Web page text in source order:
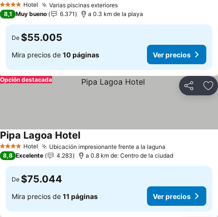
4 EstrellasHotel Varias piscinas exteriores
8,1 Muy bueno 6.371 a 0.3 km de la playa
De $55.005
Mira precios de 10 páginas Ver precios
Compartir
Opción destacada
4 EstrellasHotel Ubicación impresionante frente a la laguna
Pipa Lagoa Hotel
8,8 Excelente 4.283 a 0.8 km de: Centro de la ciudad
De $75.044
Mira precios de 11 páginas Ver precios